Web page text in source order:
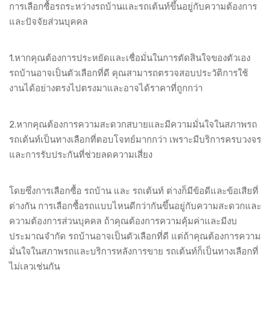
การเลือกซื้อรถระหว่างรถบ้านและรถเต้นท์ขึ้นอยู่กับความต้องการ
และปัจจัยส่วนบุคคล
1.หากคุณต้องการประหยัดและเชื่อมั่นในการตัดสินใจของตัวเอง
รถบ้านอาจเป็นตัวเลือกที่ดี คุณสามารถตรวจสอบประวัติการใช้
งานได้อย่างตรงไปตรงมาและอาจได้ราคาที่ถูกกว่า
2.หากคุณต้องการความสะดวกสบายและมีความมั่นใจในสภาพรถ
รถเต้นท์เป็นทางเลือกที่ตอบโจทย์มากกว่า เพราะมีบริการครบวงจร
และการรับประกันที่ช่วยลดความเสี่ยง
โดยซึ่งการเลือกซื้อ รถบ้าน และ รถเต้นท์ ต่างก็มีข้อดีและข้อเสียที่
ต่างกัน การเลือกซื้อรถแบบไหนดีกว่ากันขึ้นอยู่กับความสะดวกและ
ความต้องการส่วนบุคคล ถ้าคุณต้องการความคุ้มค่าและมีงบ
ประมาณจำกัด รถบ้านอาจเป็นตัวเลือกที่ดี แต่ถ้าคุณต้องการความ
มั่นใจในสภาพรถและบริการหลังการขาย รถเต้นท์ก็เป็นทางเลือกที่
ไม่เลวเช่นกัน